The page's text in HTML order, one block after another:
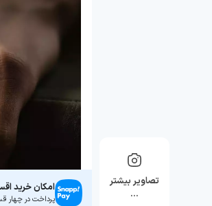
تصاویر بیشتر
…
امکان خرید
پرداخت در چهار